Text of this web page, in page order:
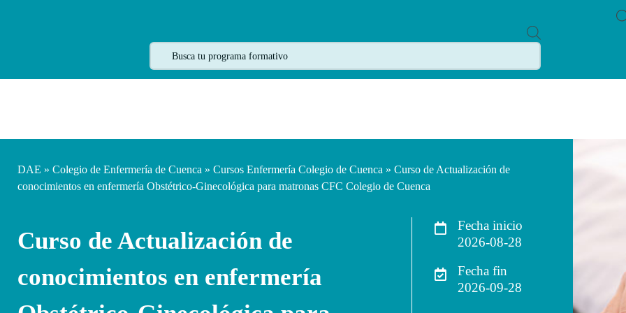
R
D
A
DAE » Colegio de Enfermería de Cuenca » Cursos Enfermería Colegio de Cuenca » Curso de Actualización de
conocimientos en enfermería Obstétrico-Ginecológica para matronas CFC Colegio de Cuenca
Curso de Actualización de
conocimientos en enfermería
Fecha inicio
2026-08-28
Fecha fin
2026-09-28